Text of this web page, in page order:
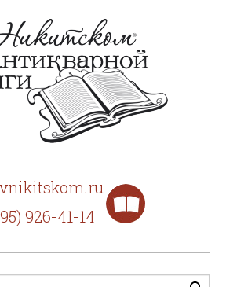
926-41-14